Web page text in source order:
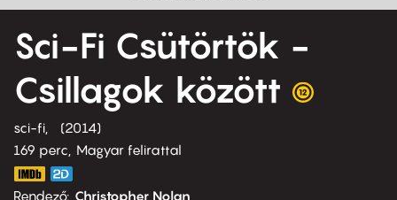
Sci-Fi Csütörtök -
Csillagok között
sci-fi
2014
169 perc,
Magyar felirattal
Rendező Christopher Nolan